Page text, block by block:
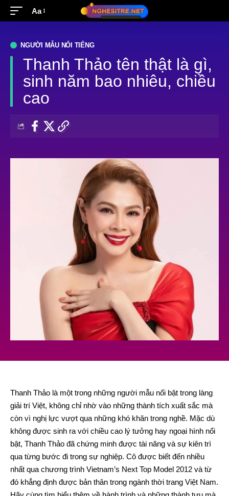
Aa
NGƯỜI MẪU NỔI TIẾNG
Thanh Thảo tên thật là gì,
sinh năm bao nhiêu, chiều
cao
Thanh Thảo là một trong những người mẫu nổi bật trong làng
giải trí Việt, không chỉ nhờ vào những thành tích xuất sắc mà
còn vì nghị lực vượt qua những khó khăn trong nghề. Mặc dù
không được sinh ra với chiều cao lý tưởng hay ngoại hình nổi
bật, Thanh Thảo đã chứng minh được tài năng và sự kiên trì
qua từng bước đi trong sự nghiệp. Cô được biết đến nhiều
nhất qua chương trình Vietnam’s Next Top Model 2012 và từ
đó khẳng định được bản thân trong ngành thời trang Việt Nam.